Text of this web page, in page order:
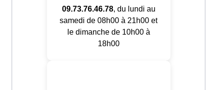
09.73.76.46.78, du lundi au
samedi de 08h00 à 21h00 et
le dimanche de 10h00 à
18h00